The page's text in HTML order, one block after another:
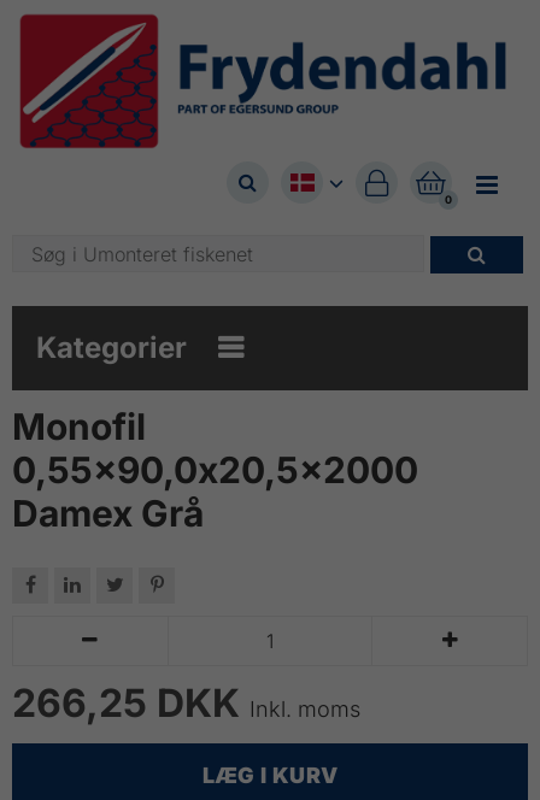


0


Kategorier 
Monofil
0,55x90,0x20,5x2000
Damex Grå
   
 
266,25 DKK Inkl. moms
LÆG I KURV